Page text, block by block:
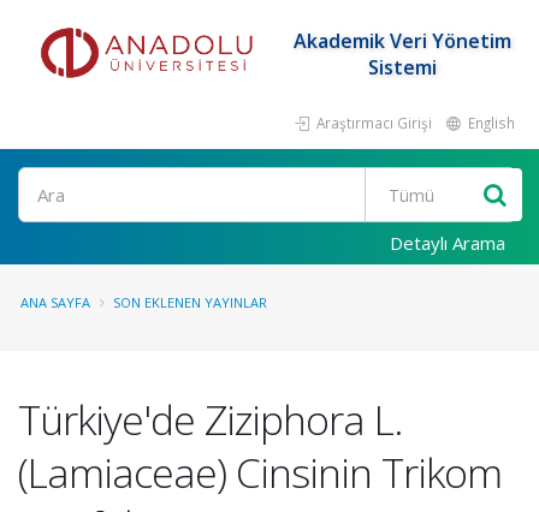
Akademik Veri Yönetim
Sistemi
Araştırmacı Girişi English
Ara
Detaylı Arama
ANA SAYFA SON EKLENEN YAYINLAR
Türkiye'de Ziziphora L.
(Lamiaceae) Cinsinin Trikom